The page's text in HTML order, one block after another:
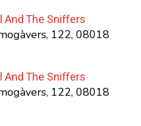
And The Sniffers
122, 08018
And The Sniffers
122, 08018